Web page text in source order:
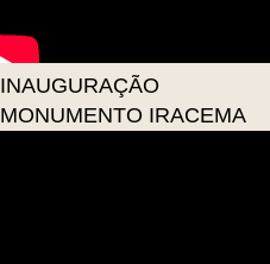
INAUGURAÇÃO
MONUMENTO IRACEMA